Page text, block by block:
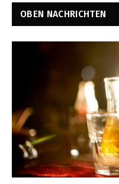
OBEN NACHRICHTEN